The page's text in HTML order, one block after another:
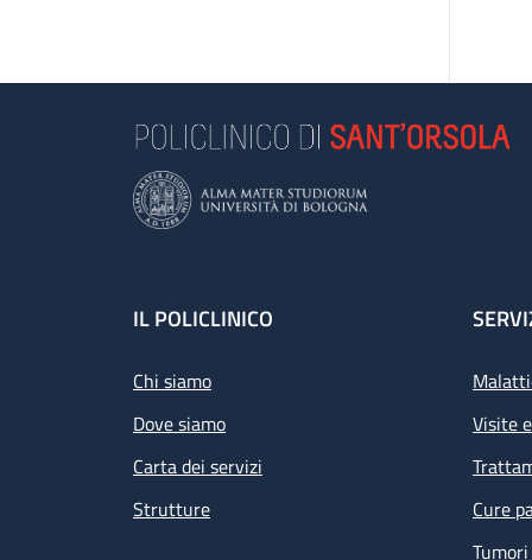
Footer
IL POLICLINICO
Chi siamo
Dove siamo
Carta dei servizi
Strutture
Visite
Cure